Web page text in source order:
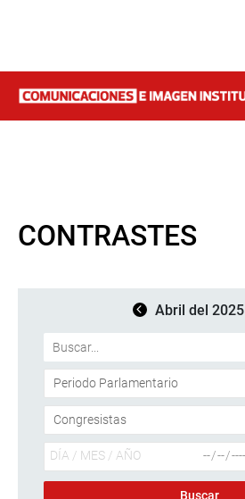
CONTRASTES
Abril del 2025